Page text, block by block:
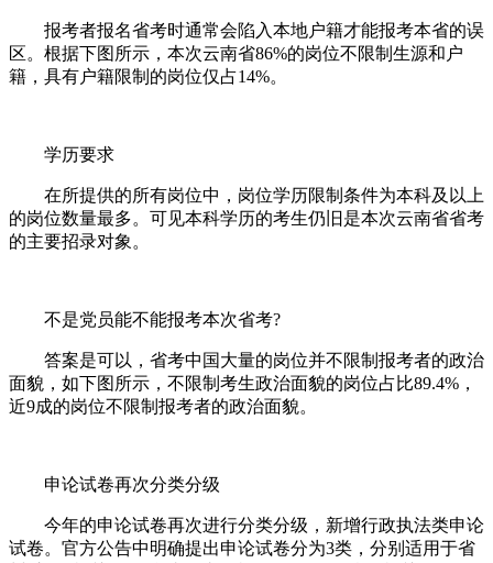
报考者报名省考时通常会陷入本地户籍才能报考本省的误
区。根据下图所示，本次云南省86%的岗位不限制生源和户
籍，具有户籍限制的岗位仅占14%。
学历要求
在所提供的所有岗位中，岗位学历限制条件为本科及以上
的岗位数量最多。可见本科学历的考生仍旧是本次云南省省考
的主要招录对象。
不是党员能不能报考本次省考?
答案是可以，省考中国大量的岗位并不限制报考者的政治
面貌，如下图所示，不限制考生政治面貌的岗位占比89.4%，
近9成的岗位不限制报考者的政治面貌。
申论试卷再次分类分级
今年的申论试卷再次进行分类分级，新增行政执法类申论
试卷。官方公告中明确提出申论试卷分为3类，分别适用于省